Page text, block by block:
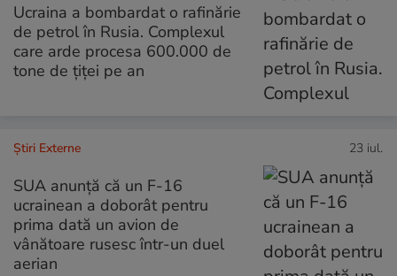
Ucraina a bombardat o rafinărie
de petrol în Rusia. Complexul
care arde procesa 600.000 de
tone de țiței pe an
Știri Externe 23 iul.
SUA anunță că un F-16
ucrainean a doborât pentru
prima dată un avion de
vânătoare rusesc într-un duel
aerian